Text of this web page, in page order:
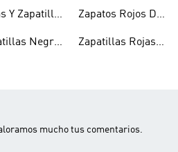
Y Zapatillas
Negras
Zapatos Rojos De
Zapatillas Rojas
mucho tus comentarios.